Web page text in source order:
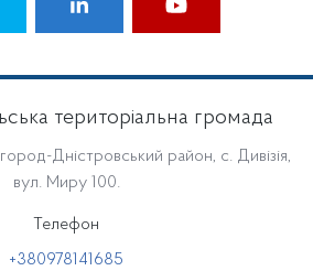
територіальна громада
Дністровський район, с. Дивізія,
вул. Миру 100.
Телефон
+380978141685